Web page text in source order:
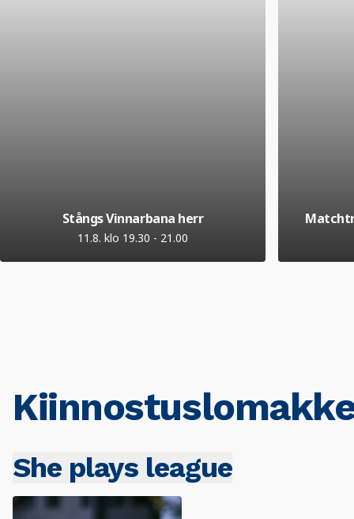
Stångs Vinnarbana herr
11.8. klo 19.30 - 21.00
She plays league